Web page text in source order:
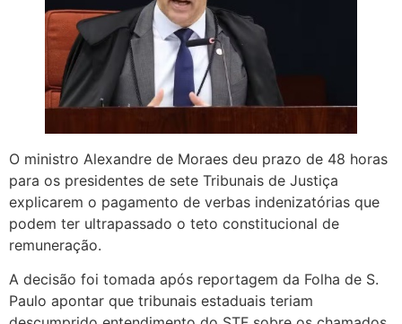
O ministro Alexandre de Moraes deu prazo de 48 horas
para os presidentes de sete Tribunais de Justiça
explicarem o pagamento de verbas indenizatórias que
podem ter ultrapassado o teto constitucional de
remuneração.
A decisão foi tomada após reportagem da Folha de S.
Paulo apontar que tribunais estaduais teriam